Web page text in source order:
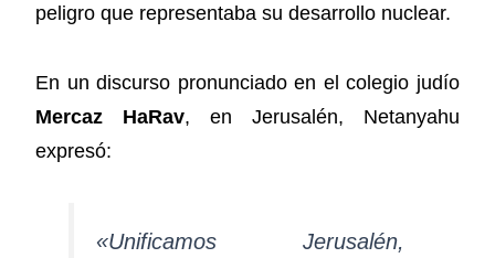
peligro que representaba su desarrollo nuclear.
En un discurso pronunciado en el colegio judío
Mercaz HaRav, en Jerusalén, Netanyahu
expresó:
«Unificamos Jerusalén,